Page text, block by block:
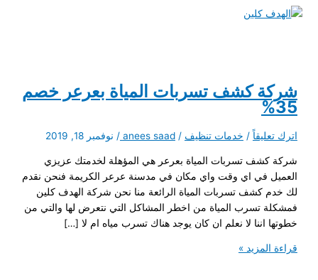
تخطي
شركة كشف تسربات المياة بعرعر خصم
35%
اترك تعليقاً / خدمات تنظيف /
anees saad
/ نوفمبر 18, 2019
شركة كشف تسربات المياة بعرعر هي المؤهلة لخدمتك عزيزي
العميل في اي وقت واي مكان في مدسنة عرعر الكريمة فنحن نقدم
لك خدم كشف تسربات المياة الرائعة منا نحن شركة الهدف كلين
فمشكلة تسرب المياة من اخطر المشاكل التي نتعرض لها والتي من
خطوتها اننا لا نعلم ان كان يوجد هناك تسرب مياه ام لا […]
شركة
قراءة المزيد »